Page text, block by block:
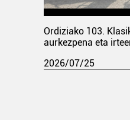
Ordiziako 103.
aurkezpena eta
2026/07/25